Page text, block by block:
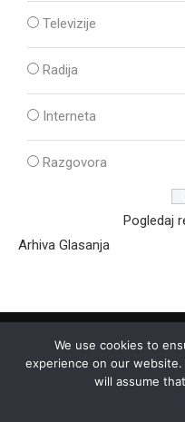
Televizije
Radija
Interneta
Razgovora
Pogledaj
Arhiva Glasanja
2025 - © - Ozon
We use cookies to
experience on our
will assume